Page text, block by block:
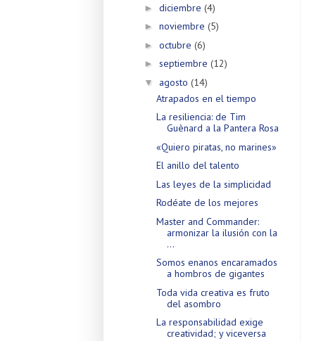
► diciembre (4)
► noviembre (5)
► octubre (6)
► septiembre (12)
▼ agosto (14)
Atrapados en el tiempo
La resiliencia: de Tim
Guènard a la Pantera Rosa
«Quiero piratas, no marines»
El anillo del talento
Las leyes de la simplicidad
Rodéate de los mejores
Master and Commander:
armonizar la ilusión con la
...
Somos enanos encaramados
a hombros de gigantes
Toda vida creativa es fruto
del asombro
La responsabilidad exige
creatividad; y viceversa